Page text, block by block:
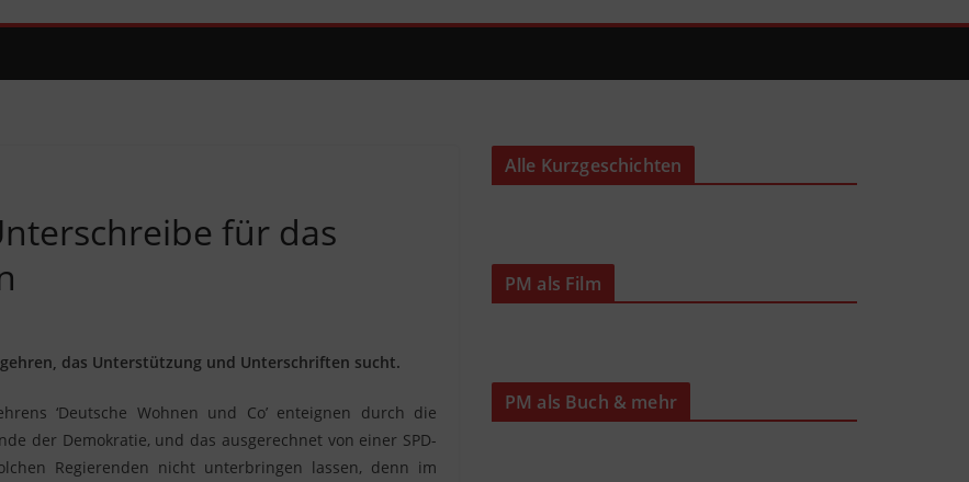
für das
das Unterstützung und Unterschriften sucht.
‘Deutsche Wohnen und Co’ enteignen durch die
der Demokratie, und das ausgerechnet von einer SPD-
Regierenden nicht unterbringen lassen, denn im
Alle Kurzgeschichten
PM als Film
PM als Buch & mehr